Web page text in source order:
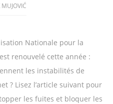
Nationale pour la
renouvelé cette année :
les instabilités de
? Lisez l’article suivant pour
les fuites et bloquer les